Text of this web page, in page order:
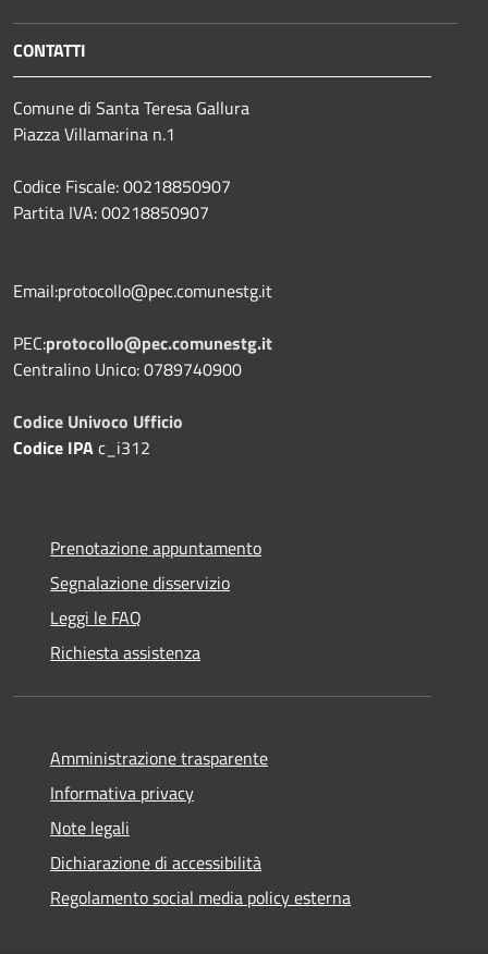
CONTATTI
Comune di Santa Teresa Gallura
Piazza Villamarina n.1
Codice Fiscale: 00218850907
Partita IVA: 00218850907
Email:protocollo@pec.comunestg.it
PEC:protocollo@pec.comunestg.it
Centralino Unico: 0789740900
Codice Univoco Ufficio
Codice IPAc_i312
Prenotazione appuntamento
Segnalazione disservizio
Leggi le FAQ
Richiesta assistenza
Amministrazione trasparente
Informativa privacy
Note legali
Dichiarazione di accessibilità
Regolamento social media policy esterna